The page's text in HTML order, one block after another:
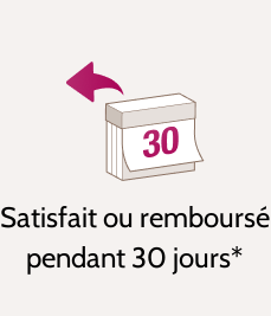
Satisfait ou remboursé
pendant 30 jours*